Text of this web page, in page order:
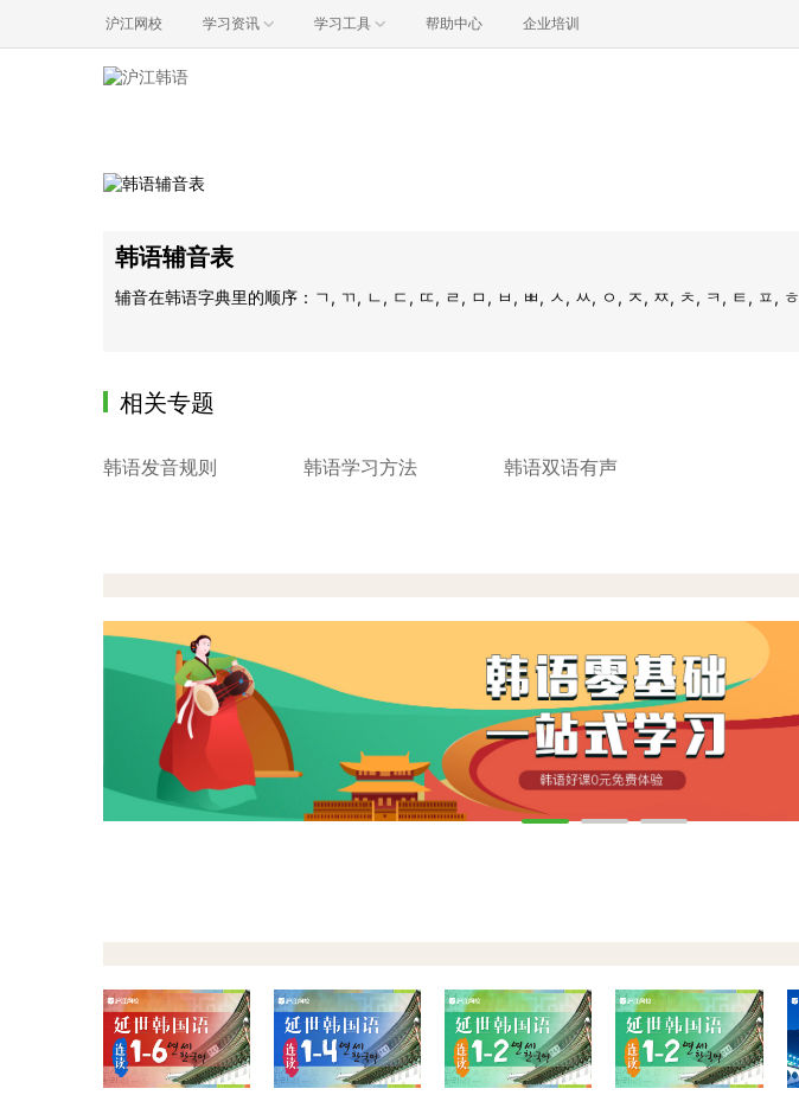
沪江网校 学习资讯 学习工具 帮助中心 企业培训
韩语辅音表
辅音在韩语字典里的顺序：ㄱ, ㄲ, ㄴ, ㄷ, ㄸ, ㄹ, ㅁ, ㅂ, ㅃ, ㅅ, ㅆ, ㅇ, ㅈ, ㅉ, ㅊ, ㅋ, ㅌ, ㅍ, ㅎ
相关专题
韩语发音规则 韩语学习方法 韩语双语有声